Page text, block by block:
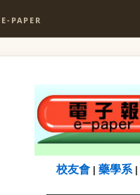
PAPER
校友會 藥學系|